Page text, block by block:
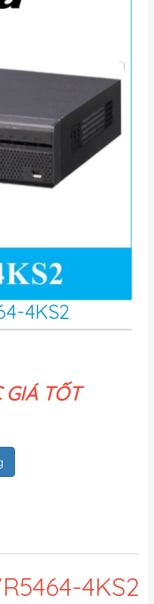
4KS2
TỐT
4KS2